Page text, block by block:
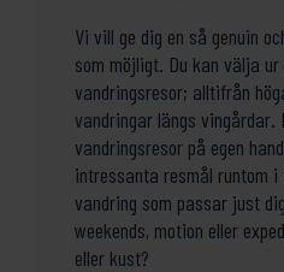
Vi vill ge dig en så genuin
som möjligt. Du kan välja
vandringsresor; alltifrån
vandringar längs vingårdar.
vandringsresor på egen
intressanta resmål runtom
vandring som passar just
weekends, motion eller
eller kust?